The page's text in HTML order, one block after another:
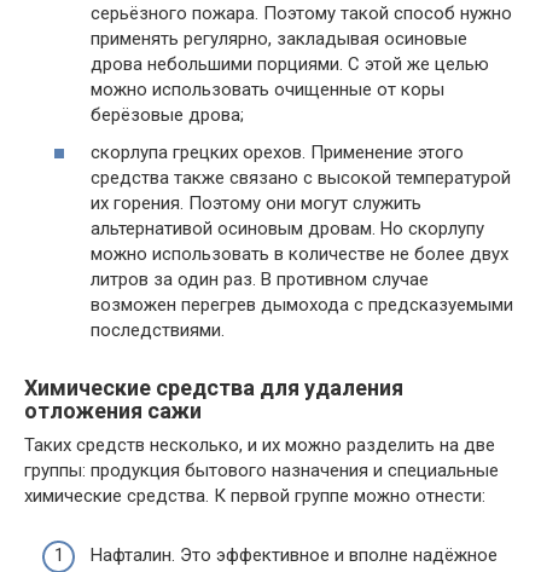
серьёзного пожара. Поэтому такой способ нужно
применять регулярно, закладывая осиновые
дрова небольшими порциями. С этой же целью
можно использовать очищенные от коры
берёзовые дрова;
скорлупа грецких орехов. Применение этого
средства также связано с высокой температурой
их горения. Поэтому они могут служить
альтернативой осиновым дровам. Но скорлупу
можно использовать в количестве не более двух
литров за один раз. В противном случае
возможен перегрев дымохода с предсказуемыми
последствиями.
Химические средства для удаления
отложения сажи
Таких средств несколько, и их можно разделить на две
группы: продукция бытового назначения и специальные
химические средства. К первой группе можно отнести:
Нафталин. Это эффективное и вполне надёжное